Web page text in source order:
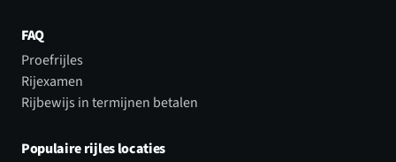
FAQ
Proefrijles
Rijexamen
Rijbewijs in termijnen betalen
Populaire rijles locaties